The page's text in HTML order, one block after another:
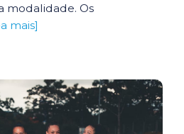
modalidade. Os
mais]